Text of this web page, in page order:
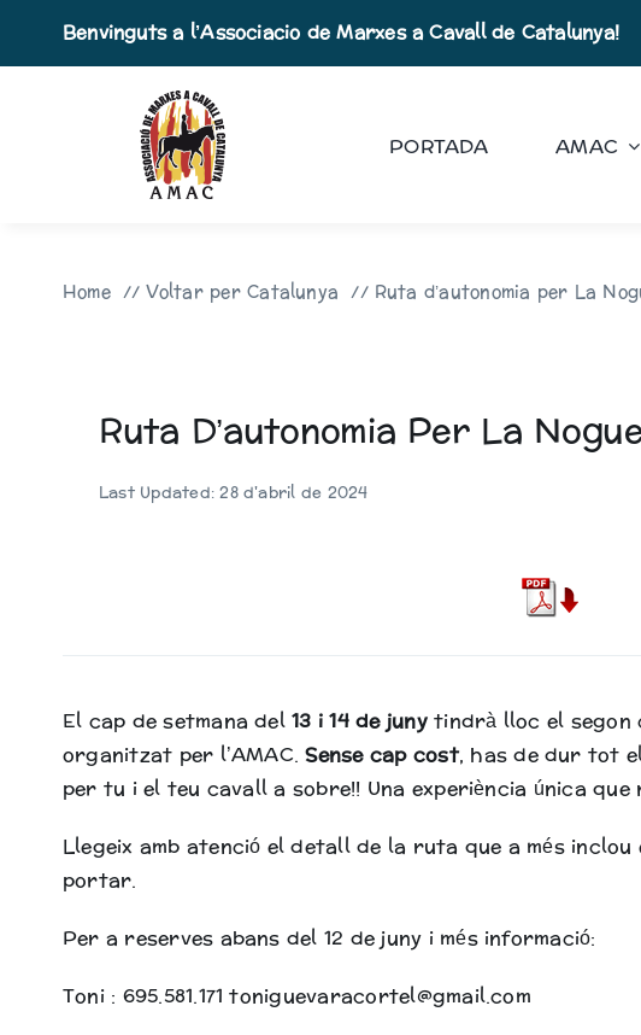
Benvinguts a l’Associacio de Marxes a Cavall de Catalunya!
PORTADA AMAC
Home Voltar per Catalunya Ruta d’autonomia per La
Ruta D’autonomia Per La
Last Updated: 28 d'abril de 2024
El cap de setmana del13 i 14 de junytindrà lloc el segon
organitzat per l’AMAC.Sense cap cost, has de dur tot
per tu i el teu cavall a sobre!! Una experiència única
Llegeix amb atenció el detall de la ruta que a més
portar.
Per a reserves abans del 12 de juny i més informació:
Toni : 695.581.171 toniguevaracortel@gmail.com